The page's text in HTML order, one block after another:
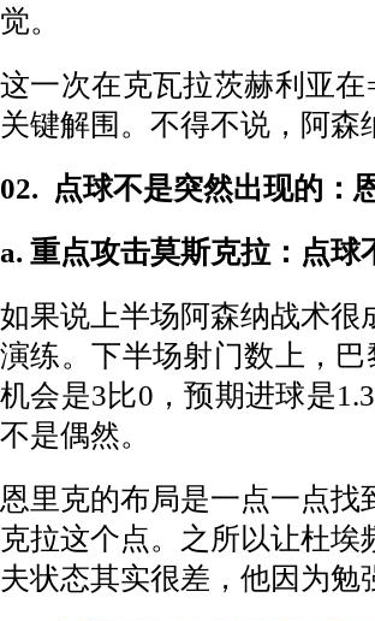
觉。
这一次在克瓦拉茨赫利亚
关键解围。不得不说，阿
02. 点球不是突然出现的：
a. 重点攻击莫斯克拉：点球
如果说上半场阿森纳战术很
演练。下半场射门数上，
机会是3比0，预期进球是
不是偶然。
恩里克的布局是一点一点
克拉这个点。之所以让杜
夫状态其实很差，他因为